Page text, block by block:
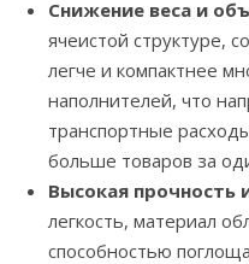
Снижение веса и
ячеистой структуре,
легче и компактнее
наполнителей, что
транспортные
больше товаров за
Высокая прочность
легкость, материал
способностью